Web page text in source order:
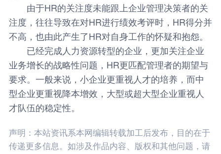
由于HR的关注度未能跟上企业管理决策者的关
注度，往往导致在对HR进行绩效考评时，HR得分并
不高，也由此产生了HR对自身工作的怀疑和抱怨。
已经完成人力资源转型的企业，更加关注企业
业务增长的战略性问题，HR更匹配管理者的期望与
要求。一般来说，小企业更重视人才的培养，而中
型企业更重视降本增效，大型或超大型企业重视人
才队伍的稳定性。
声明：本站资讯系本网编辑转载加工后发布，目的在于
传递更多信息。如涉及作品内容、版权和其他问题，请